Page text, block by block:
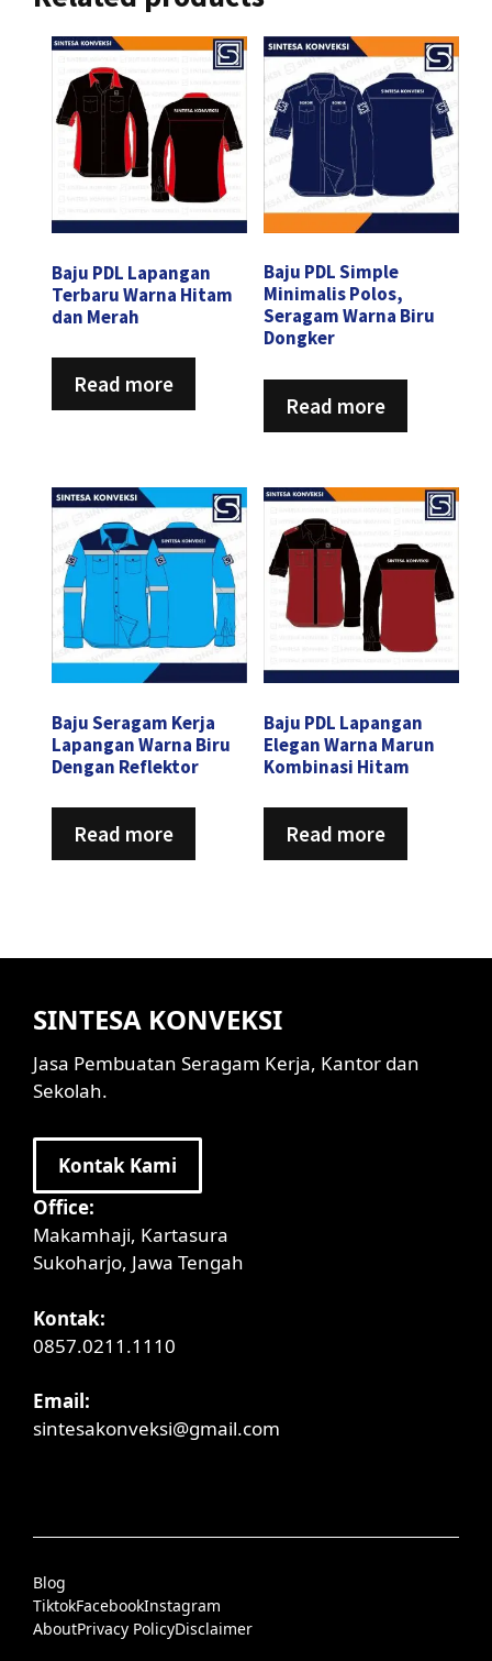
Baju PDL Lapangan
Terbaru Warna Hitam
dan Merah
Read more
Baju PDL Simple
Minimalis Polos,
Seragam Warna Biru
Dongker
Read more
Baju Seragam Kerja
Lapangan Warna Biru
Dengan Reflektor
Read more
Baju PDL Lapangan
Elegan Warna Marun
Kombinasi Hitam
Read more
SINTESA KONVEKSI
Jasa Pembuatan Seragam Kerja, Kantor dan
Sekolah.
Kontak Kami
Office:
Makamhaji, Kartasura
Sukoharjo, Jawa Tengah
Kontak:
0857.0211.1110
Email:
sintesakonveksi@gmail.com
Blog
TiktokFacebookInstagram
AboutPrivacy PolicyDisclaimer